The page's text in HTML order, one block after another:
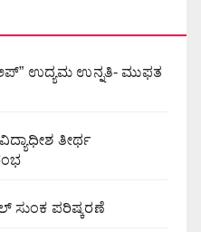
ಉದ್ಯಮ ಉನ್ನತಿ- ಮುಫತ
ತೀರ್ಥ
ಸುಂಕ ಪರಿಷ್ಕರಣೆ